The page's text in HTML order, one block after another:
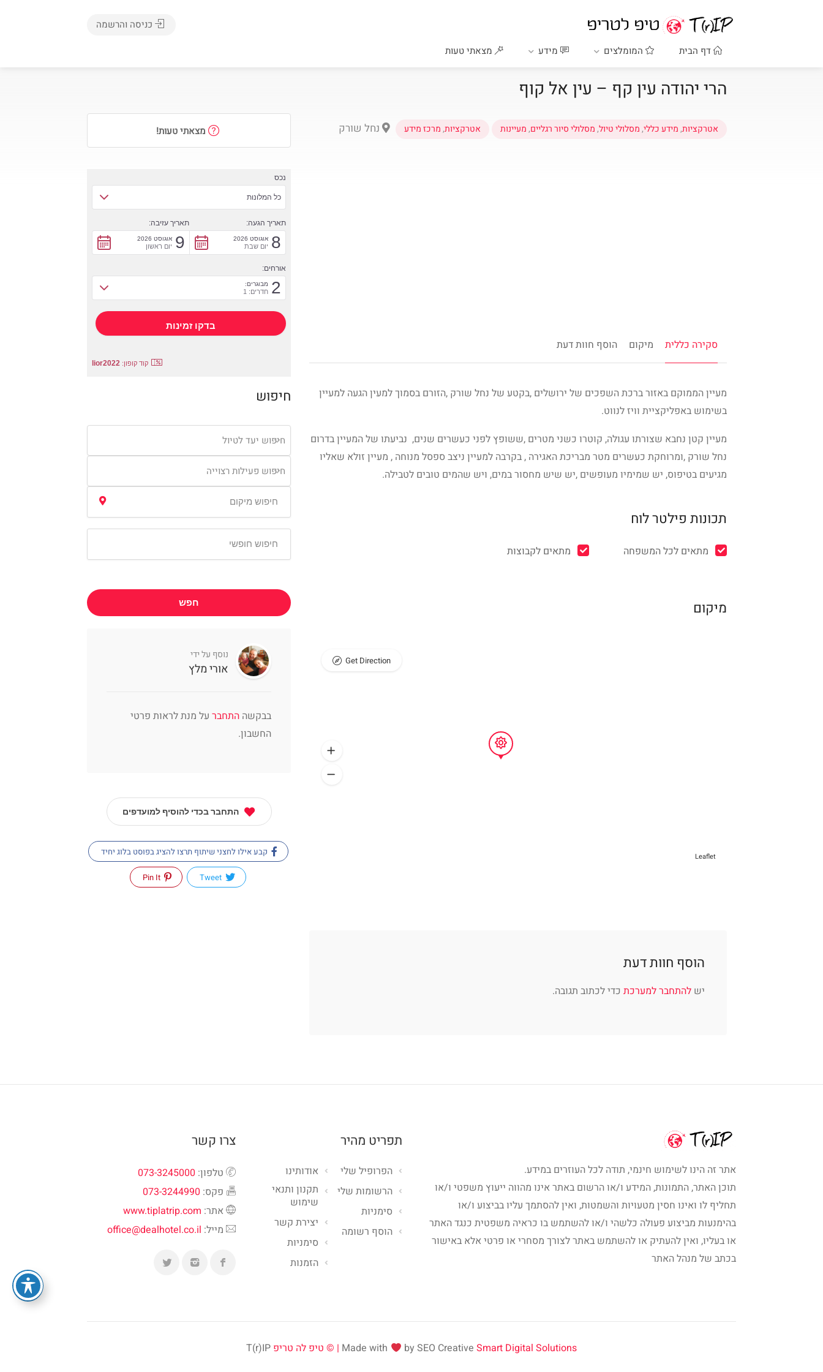
דף הבית המומלצים מידע מצאתי טעות
כניסה והרשמה
הרי יהודה עין קף – עין אל קוף
אטרקציות,מידע כללי,מסלולי טיול,מסלולי סיור רגליים,מעיינות אטרקציות,מרכז מידע נחל שורק
סקירה כללית מיקום הוסף חוות דעת
מעיין הממוקם באזור ברכת השפכים של ירושלים ,בקטע של נחל שורק ,הזורם בסמוך למעין הגעה למעיין
בשימוש באפליקציית וויז לנווט.
מעיין קטן נחבא שצורתו עגולה, קוטרו כשני מטרים ,ששופץ לפני כעשרים שנים, נביעתו של המעיין בדרום
נחל שורק ,ומרוחקת כעשרים מטר מבריכת האגירה , בקרבה למעיין ניצב ספסל מנוחה , מעיין זולא שאליו
מגיעים בטיפוס, יש שמימיו מעופשים ,יש שיש מחסור במים, ויש שהמים טובים לטבילה.
תכונות פילטר לוח
מתאים לכל המשפחה מתאים לקבוצות
מיקום
Leaflet
Get Direction
הוסף חוות דעת
יש להתחבר למערכת כדי לכתוב תגובה.
מצאתי טעות!
נכס
כל המלונות
תאריך הגעה:
8 אוגוסט 2026
יום שבת
תאריך עזיבה:
9 אוגוסט 2026
יום ראשון
אורחים:
2 מבוגרים:
חדרים: 1
קוד קופון: lior2022
חיפוש
חיפוש יעד לטיול
חיפוש פעילות רצוייה
חפש
נוסף על ידי
אורי מלץ
בבקשה התחבר על מנת לראות פרטי
החשבון.
התחבר בכדי להוסיף למועדפים
קבע אילו לחצני שיתוף תרצו להציג בפוסט בלוג יחיד
אתר זה הינו לשימוש חינמי, תודה לכל העוזרים במידע.
תוכן האתר, התמונות, המידע ו/או הרשום באתר אינו מהווה ייעוץ משפטי ו/או
תחליף לו ואינו חסין מטעויות והשמטות, ואין להסתמך עליו בביצוע ו/או
בהימנעות מביצוע פעולה כלשהי ו/או להשתמש בו כראיה משפטית כנגד האתר
או בעליו, ואין להעתיק או להשתמש באתר לצורך מסחרי או פרטי אלא באישור
בכתב של מנהל האתר
תפריט מהיר
אודותינו
תקנון ותנאי
שימוש
יצירת קשר
סימניות
הזמנות
הפרופיל שלי
הרשומות שלי
סימניות
הוסף רשומה
צרו קשר
טלפון: 073-3245000
פקס: 073-3244990
אתר: www.tiplatrip.com
מייל: office@dealhotel.co.il
Made with by SEO Creative Smart Digital Solutions | © טיפ לה טריפ